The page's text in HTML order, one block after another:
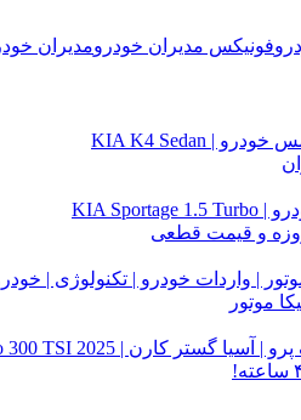
فونیکس مدیران خودرومدیران